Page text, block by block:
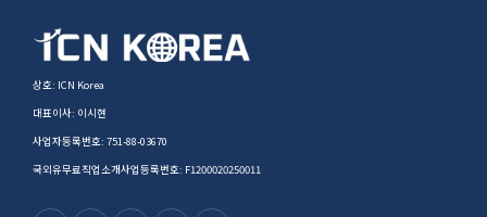
상호: ICN Korea
대표이사: 이시현
사업자등록번호: 751-88-03670
국외유무료직업소개사업등록번호: F1200020250011